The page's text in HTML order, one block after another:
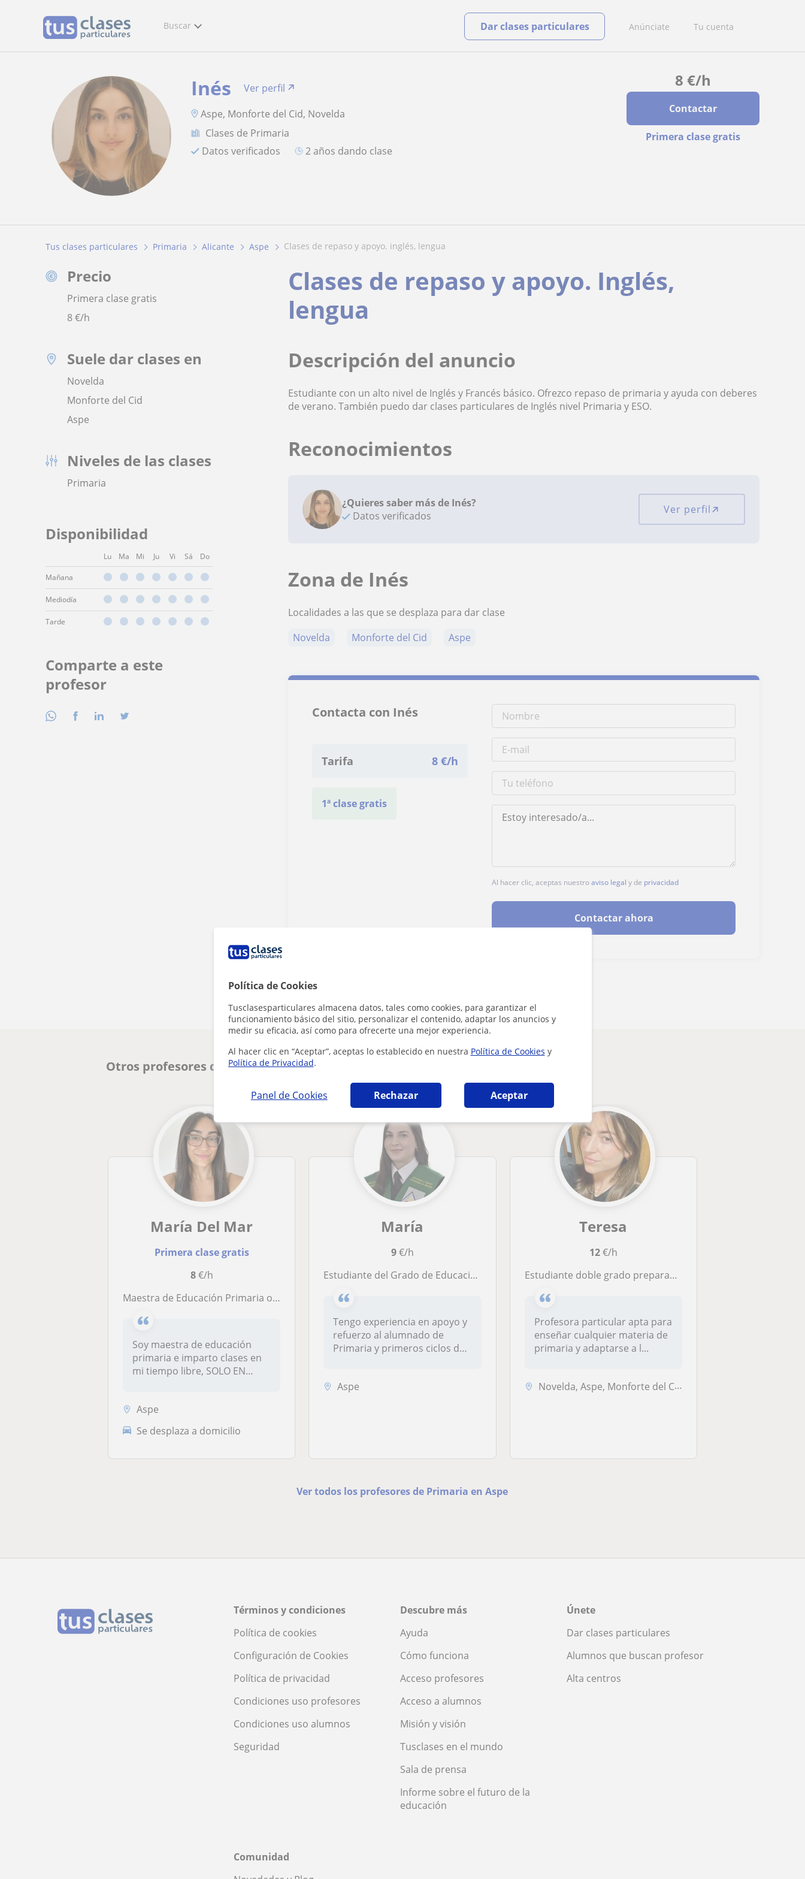
Política de Cookies
Tusclasesparticulares almacena datos, tales como cookies, para garantizar el
funcionamiento básico del sitio, personalizar el contenido, adaptar los anuncios y
medir su eficacia, así como para ofrecerte una mejor experiencia.
Al hacer clic en “Aceptar”, aceptas lo establecido en nuestra Política de Cookies y
Política de Privacidad.
Panel de Cookies Rechazar Aceptar
Buscar Anúnciate Tu cuenta
Dar clases particulares
8 €/h
Contactar
Primera clase gratis
Inés
Ver perfil
Aspe, Monforte del Cid, Novelda
Clases de Primaria
Datos verificados
2 años dando clase
Tus clases particulares Primaria Alicante Aspe clases de repaso y apoyo. inglés, lengua
Precio
Primera clase gratis
8€/h
Suele dar clases en
Novelda
Monforte del Cid
Aspe
Niveles de las clases
Primaria
Disponibilidad
Lu Ma Mi Ju Vi Sá Do
Mañana
Mediodía
Tarde
Comparte a este
profesor
Clases de repaso y apoyo. Inglés,
lengua
Descripción del anuncio
Estudiante con un alto nivel de Inglés y Francés básico. Ofrezco repaso de primaria y ayuda con deberes
de verano. También puedo dar clases particulares de Inglés nivel Primaria y ESO.
Reconocimientos
¿Quieres saber más de Inés?
Datos verificados
Ver perfil
Zona de Inés
Localidades a las que se desplaza para dar clase
Novelda
Monforte del Cid Aspe
Contacta con Inés
Tarifa 8 €/h
1ª clase gratis
Al hacer clic, aceptas nuestroaviso legal y de privacidad
Contactar ahora
¿Hay algún error en este perfil?
Otros profesores de Primaria en Aspe que pueden interesarte
María Del Mar
Primera clase gratis
8€/h
Maestra de Educación Primaria ofrece clases para el alumnado de Primaria y Secundaria
Soy maestra de educación
primaria e imparto clases en
mi tiempo libre, SOLO EN
Aspe
Se desplaza a domicilio
María
9€/h
Estudiante del Grado de Educación Primaria en la Universidad de Alicante. Experiencia con clases de apoyo a niños de Primaria.
Tengo experiencia en apoyo y
refuerzo al alumnado de
Primaria y primeros ciclos de
Aspe
Teresa
12€/h
Estudiante doble grado preparada para impartir clases a niños de cualquier edad de primaria.
Profesora particular apta para
enseñar cualquier materia de
primaria y adaptarse a l...
Novelda, Aspe, Monforte del Cid
Ver todos los profesores de Primaria en Aspe
Términos y condiciones
Política de cookies
Configuración de Cookies
Política de privacidad
Condiciones uso profesores
Condiciones uso alumnos
Seguridad
Descubre más
Ayuda
Cómo funciona
Acceso profesores
Acceso a alumnos
Misión y visión
Tusclases en el mundo
Sala de prensa
Informe sobre el futuro de la
educación
Únete
Dar clases particulares
Alumnos que buscan profesor
Alta centros
Comunidad